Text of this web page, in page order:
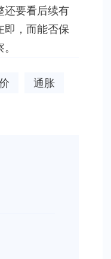
还要看后续有
即，而能否保
通胀